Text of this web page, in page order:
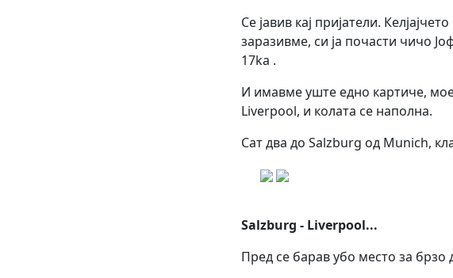
Се јавив кај пријатели.
заразивме, си ја почасти чичо
17ka .
И имавме уште едно картиче,
Liverpool, и колата се наполна.
Сат два до Salzburg од Munich,
Salzburg - Liverpool...
Пред се барав убо место за брзо